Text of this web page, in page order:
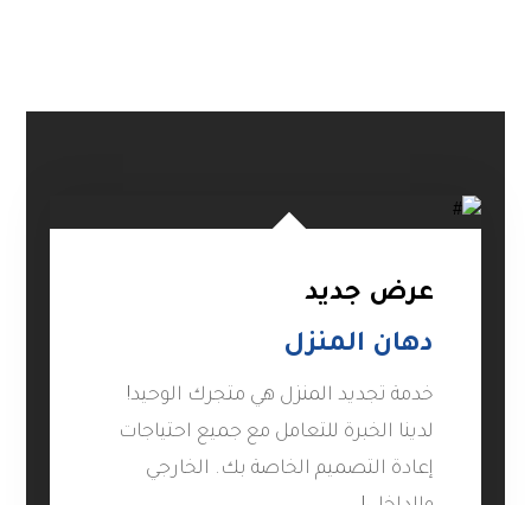
عرض جديد
دهان المنزل
خدمة تجديد المنزل هي متجرك الوحيد!
لدينا الخبرة للتعامل مع جميع احتياجات
إعادة التصميم الخاصة بك. الخارجي